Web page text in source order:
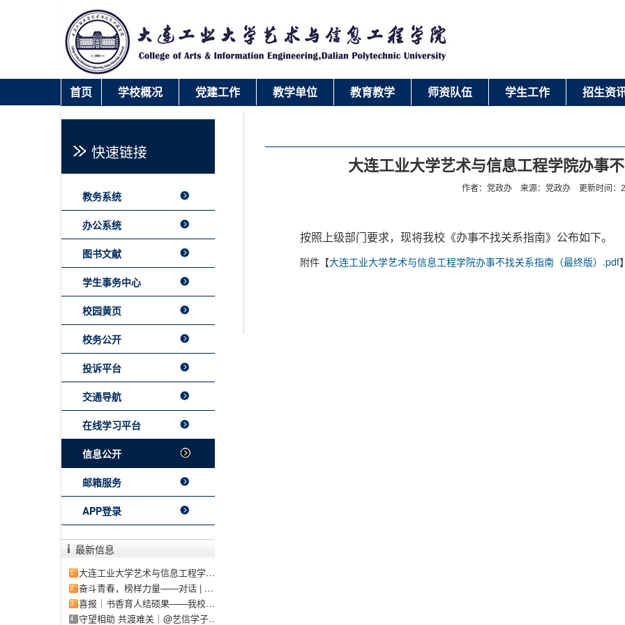
首页 学校概况 党建工作 教学单位 教育教学 师资队伍 学生工作
招生资
快速链接
录取查询
快速链接
教务系统
办公系统
图书文献
学生事务中心
校园黄页
校务公开
投诉平台
交通导航
在线学习平台
信息公开
邮箱服务
APP登录
最新信息
1 大连工业大学艺术与信息工程学院2026年招生章程
2 奋斗青春，榜样力量——对话 | 优秀团干部（三）
3 喜报｜书香育人结硕果——我校图书馆上半年多项省级赛事斩获佳绩！
4 守望相助 共渡难关｜@艺信学子，学校开展灾区学生临时困难补助专项资助工作
大连工业大学艺术与信息工程学院办事
作者：党政办 来源：党政办 更新时间：
按照上级部门要求，现将我校《办事不找关系指南》公布如下。
附件【大连工业大学艺术与信息工程学院办事不找关系指南（最终版）.pdf